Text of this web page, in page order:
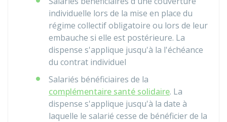
individuelle lors de la mise en place du
régime collectif obligatoire ou lors de leur
embauche si elle est postérieure. La
dispense s'applique jusqu'à la l'échéance
du contrat individuel
Salariés bénéficiaires de la
complémentaire santé solidaire. La
dispense s'applique jusqu'à la date à
laquelle le salarié cesse de bénéficier de la